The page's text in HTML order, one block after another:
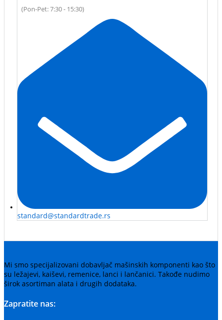
(Pon-Pet: 7:30 - 15:30)
standard@standardtrade.rs
Mi smo specijalizovani dobavljač mašinskih komponenti kao što
su ležajevi, kaiševi, remenice, lanci i lančanici. Takođe nudimo
širok asortiman alata i drugih dodataka.
Zapratite nas: